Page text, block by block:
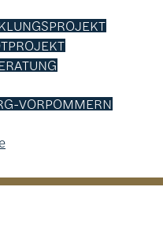
VORPOMMERN